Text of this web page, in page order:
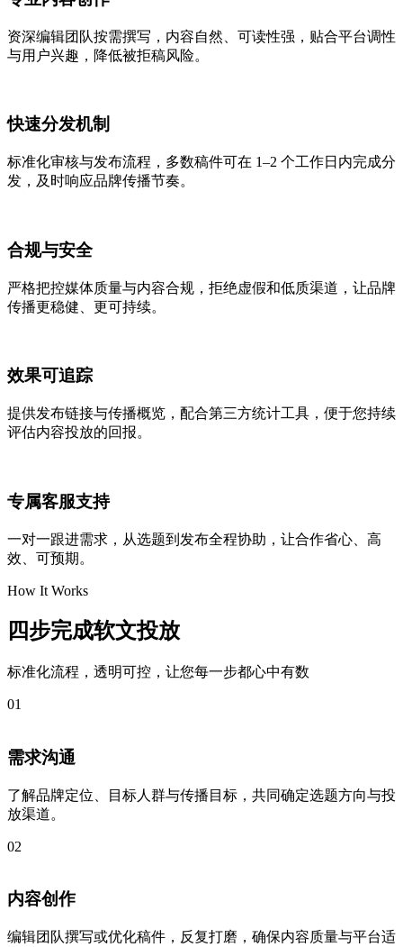
资深编辑团队按需撰写，内容自然、可读性强，贴合平台调性
与用户兴趣，降低被拒稿风险。
快速分发机制
标准化审核与发布流程，多数稿件可在 1–2 个工作日内完成分
发，及时响应品牌传播节奏。
合规与安全
严格把控媒体质量与内容合规，拒绝虚假和低质渠道，让品牌
传播更稳健、更可持续。
效果可追踪
提供发布链接与传播概览，配合第三方统计工具，便于您持续
评估内容投放的回报。
专属客服支持
一对一跟进需求，从选题到发布全程协助，让合作省心、高
效、可预期。
How It Works
四步完成软文投放
标准化流程，透明可控，让您每一步都心中有数
01
需求沟通
了解品牌定位、目标人群与传播目标，共同确定选题方向与投
放渠道。
02
内容创作
编辑团队撰写或优化稿件，反复打磨，确保内容质量与平台适